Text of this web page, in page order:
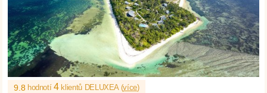
9.8 hodnotí4klientů DELUXEA (více)